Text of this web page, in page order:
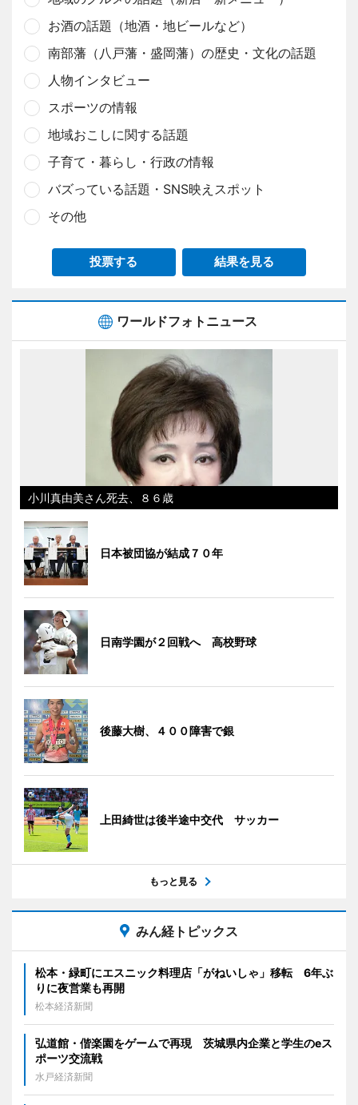
お酒の話題（地酒・地ビールなど）
南部藩（八戸藩・盛岡藩）の歴史・文化の話題
人物インタビュー
スポーツの情報
地域おこしに関する話題
子育て・暮らし・行政の情報
バズっている話題・SNS映えスポット
その他
投票する 結果を見る
ワールドフォトニュース
小川真由美さん死去、８６歳
日本被団協が結成７０年
日南学園が２回戦へ 高校野球
後藤大樹、４００障害で銀
上田綺世は後半途中交代 サッカー
もっと見る
みん経トピックス
松本・緑町にエスニック料理店「がねいしゃ」移転 6年ぶ
りに夜営業も再開
松本経済新聞
弘道館・偕楽園をゲームで再現 茨城県内企業と学生のeス
ポーツ交流戦
水戸経済新聞